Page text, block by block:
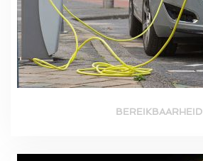
BEREIKBAARHEID